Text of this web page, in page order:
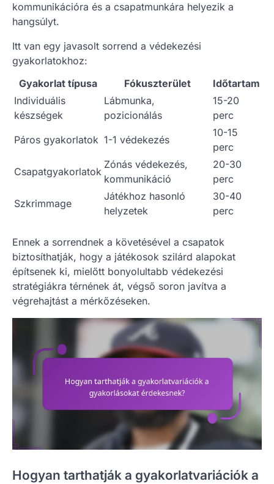
kommunikációra és a csapatmunkára helyezik a
hangsúlyt.
Itt van egy javasolt sorrend a védekezési
gyakorlatokhoz:
Gyakorlat típusa
Fókuszterület
Időtartam
Individuális
készségek
Lábmunka,
pozicionálás
15-20
perc
Páros gyakorlatok 1-1 védekezés
10-15
perc
Csapatgyakorlatok
Zónás védekezés,
kommunikáció
20-30
perc
Szkrimmage
Játékhoz hasonló
helyzetek
30-40
perc
Ennek a sorrendnek a követésével a csapatok
biztosíthatják, hogy a játékosok szilárd alapokat
építsenek ki, mielőtt bonyolultabb védekezési
stratégiákra térnének át, végső soron javítva a
végrehajtást a mérkőzéseken.
Hogyan tarthatják a gyakorlatvariációk a